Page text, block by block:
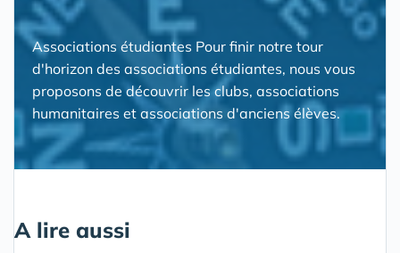
Associations étudiantes Pour finir notre tour
d'horizon des associations étudiantes, nous vous
proposons de découvrir les clubs, associations
humanitaires et associations d'anciens élèves.
A lire aussi